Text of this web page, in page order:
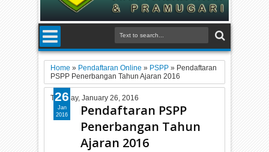
Home » Pendaftaran Online » PSPP » Pendaftaran
PSPP Penerbangan Tahun Ajaran 2016
Tuesday, January 26, 2016
Pendaftaran PSPP
Penerbangan Tahun
Ajaran 2016
26
Jan
2016